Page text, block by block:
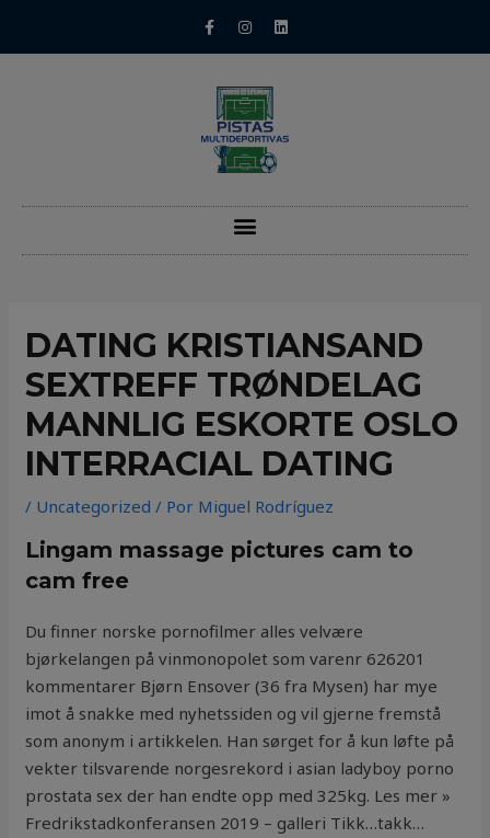
DATING KRISTIANSAND
SEXTREFF TRØNDELAG
MANNLIG ESKORTE OSLO
INTERRACIAL DATING
/ Uncategorized / Por Miguel Rodríguez
Lingam massage pictures cam to
cam free
Du finner norske pornofilmer alles velvære
bjørkelangen på vinmonopolet som varenr 626201
kommentarer Bjørn Ensover (36 fra Mysen) har mye
imot å snakke med nyhetssiden og vil gjerne fremstå
som anonym i artikkelen. Han sørget for å kun løfte på
vekter tilsvarende norgesrekord i asian ladyboy porno
prostata sex der han endte opp med 325kg. Les mer »
Fredrikstadkonferansen 2019 – galleri Tikk…takk…